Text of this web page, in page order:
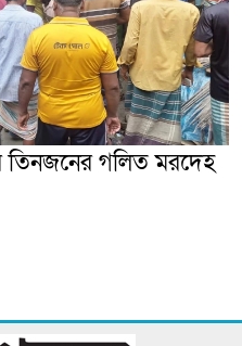
তিনজনের গলিত মরদেহ